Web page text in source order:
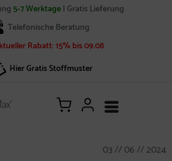
5-7 Werktage| Gratis Lieferung
Telefonische Beratung
Rabatt: 15% bis 09.08
Hier Gratis Stoffmuster
03 // 06 // 2024